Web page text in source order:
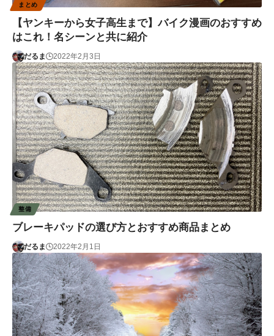
まとめ
【ヤンキーから女子高生まで】バイク漫画のおすすめ
はこれ！名シーンと共に紹介
だるま 2022年2月3日
整備
ブレーキパッドの選び方とおすすめ商品まとめ
だるま 2022年2月1日